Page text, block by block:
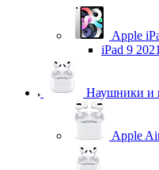
Apple
iPad 9 2021
Наушники и
Apple